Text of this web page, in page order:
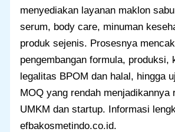
menyediakan layanan maklon
serum, body care, minuman
produk sejenis. Prosesnya
pengembangan formula, produksi,
legalitas BPOM dan halal, hingga
MOQ yang rendah menjadikannya
UMKM dan startup. Informasi
efbakosmetindo.co.id.